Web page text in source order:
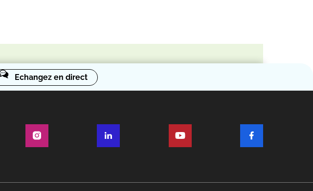
Echangez en direct